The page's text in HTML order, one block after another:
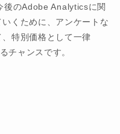
後のAdobe Analyticsに関
くために、アンケートな
特別価格として一律
チャンスです。